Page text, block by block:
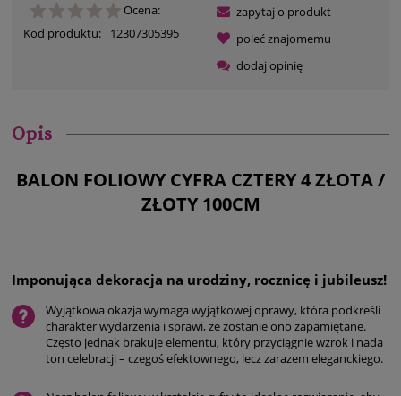
Ocena:
Kod produktu:
12307305395
zapytaj o produkt
poleć znajomemu
dodaj opinię
Opis
BALON FOLIOWY CYFRA CZTERY 4 ZŁOTA /
ZŁOTY 100CM
Imponująca dekoracja na urodziny, rocznicę i jubileusz!
Wyjątkowa okazja wymaga wyjątkowej oprawy, która podkreśli
charakter wydarzenia i sprawi, że zostanie ono zapamiętane.
Często jednak brakuje elementu, który przyciągnie wzrok i nada
ton celebracji – czegoś efektownego, lecz zarazem eleganckiego.